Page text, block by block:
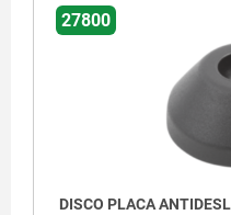
27800
DISCO PLACA